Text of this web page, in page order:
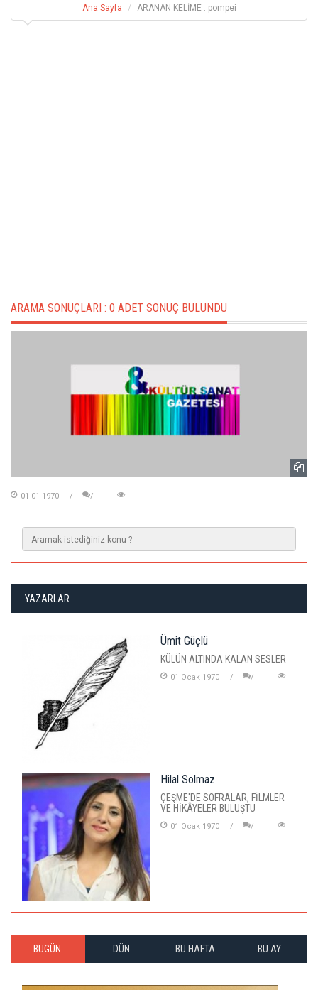
Ana Sayfa ARANAN KELİME : pompei
ARAMA SONUÇLARI : 0 ADET SONUÇ BULUNDU
01-01-1970
YAZARLAR
Ümit Güçlü
KÜLÜN ALTINDA KALAN SESLER
01 Ocak 1970
Hilal Solmaz
ÇEŞME'DE SOFRALAR, FİLMLER
VE HİKÂYELER BULUŞTU
01 Ocak 1970
BUGÜN DÜN BU HAFTA BU AY